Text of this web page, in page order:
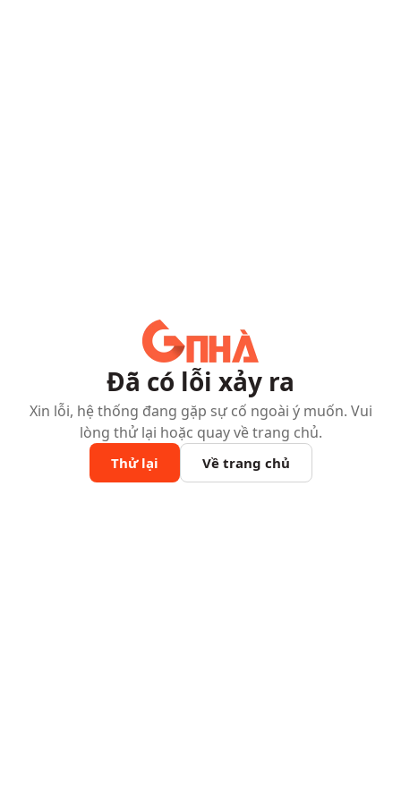
Đã có lỗi xảy ra
Xin lỗi, hệ thống đang gặp sự cố ngoài ý muốn. Vui
lòng thử lại hoặc quay về trang chủ.
Thử lại Về trang chủ